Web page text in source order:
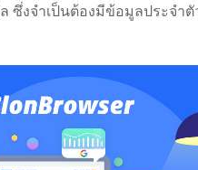
งจำเป็นต้องมีข้อมูลประจำ